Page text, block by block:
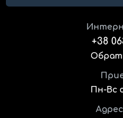
+38
Пн-Вс